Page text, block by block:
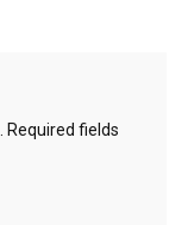
Required fields